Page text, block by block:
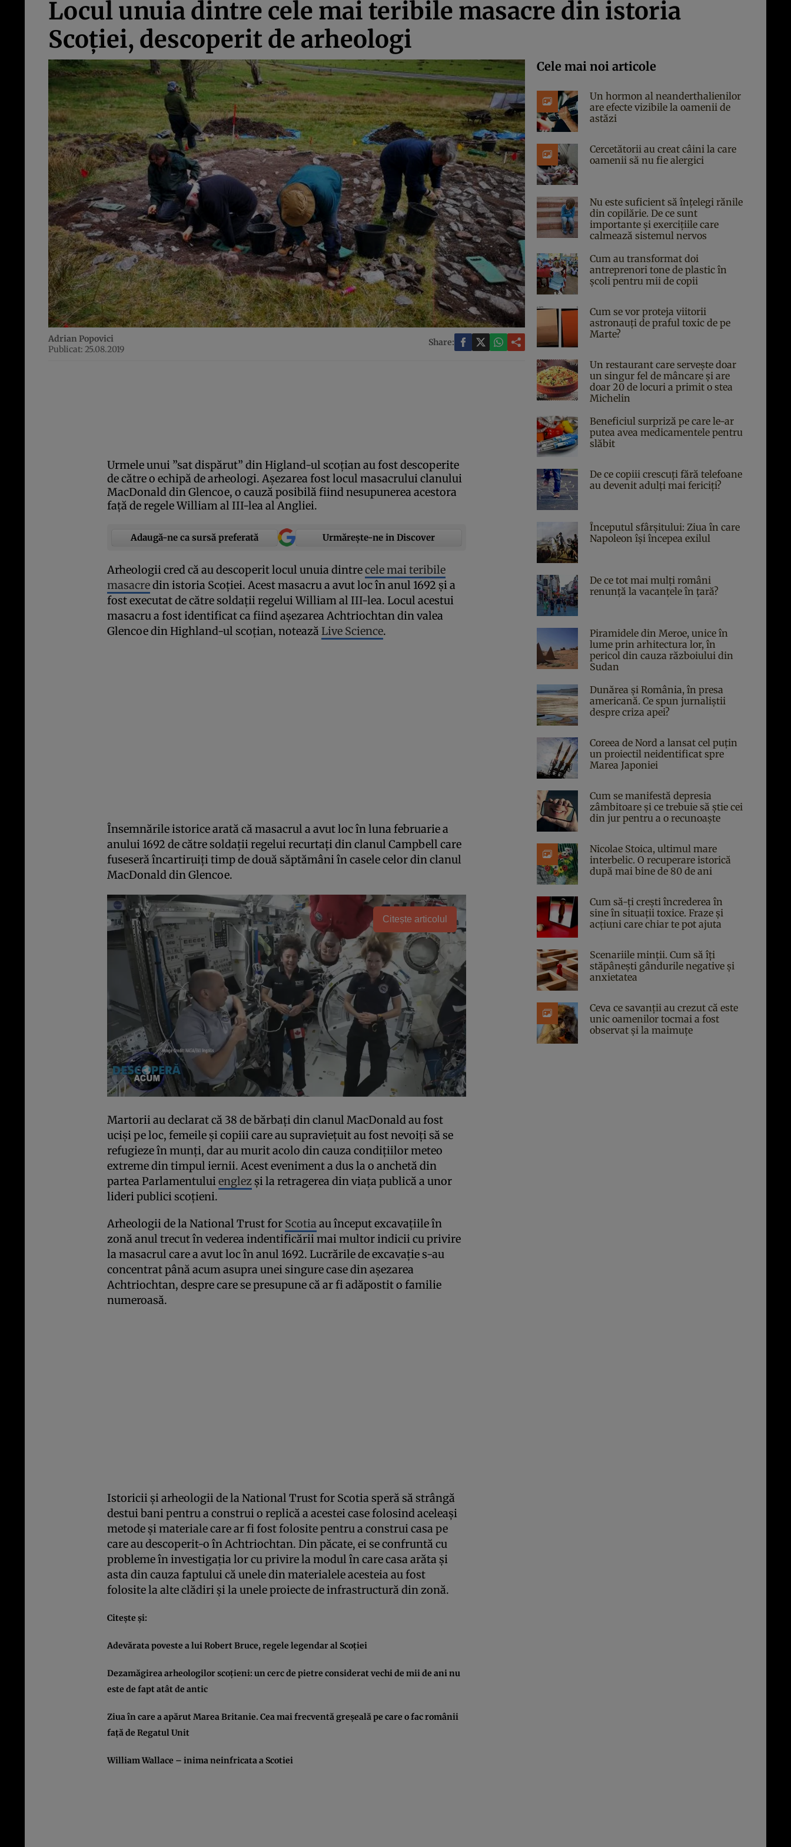
Locul unuia dintre cele mai teribile masacre din istoria
Scoţiei, descoperit de arheologi
Adrian Popovici
Publicat: 25.08.2019
Share:
Urmele unui ”sat dispărut” din Higland-ul scoţian au fost descoperite
de către o echipă de arheologi. Aşezarea fost locul masacrului clanului
MacDonald din Glencoe, o cauză posibilă fiind nesupunerea acestora
faţă de regele William al III-lea al Angliei.
Adaugă-ne ca sursă preferată Urmărește-ne in Discover
Arheologii cred că au descoperit locul unuia dintrecele mai teribile
masacredin istoria Scoţiei. Acest masacru a avut loc în anul 1692 şi a
fost executat de către soldaţii regelui William al III-lea. Locul acestui
masacru a fost identificat ca fiind aşezarea Achtriochtan din valea
Glencoe din Highland-ul scoţian, noteazăLive Science.
Însemnările istorice arată că masacrul a avut loc în luna februarie a
anului 1692 de către soldaţii regelui recurtaţi din clanul Campbell care
fuseseră încartiruiţi timp de două săptămâni în casele celor din clanul
MacDonald din Glencoe.
Citește articolul
Martorii au declarat că 38 de bărbaţi din clanul MacDonald au fost
ucişi pe loc, femeile şi copiii care au supravieţuit au fost nevoiţi să se
refugieze în munţi, dar au murit acolo din cauza condiţiilor meteo
extreme din timpul iernii. Acest eveniment a dus la o anchetă din
partea Parlamentuluienglezşi la retragerea din viaţa publică a unor
lideri publici scoţieni.
Arheologii de la National Trust for Scotia au început excavaţiile în
zonă anul trecut în vederea indentificării mai multor indicii cu privire
la masacrul care a avut loc în anul 1692. Lucrările de excavaţie s-au
concentrat până acum asupra unei singure case din aşezarea
Achtriochtan, despre care se presupune că ar fi adăpostit o familie
numeroasă.
Istoricii şi arheologii de la National Trust for Scotia speră să strângă
destui bani pentru a construi o replică a acestei case folosind aceleaşi
metode şi materiale care ar fi fost folosite pentru a construi casa pe
care au descoperit-o în Achtriochtan. Din păcate, ei se confruntă cu
probleme în investigaţia lor cu privire la modul în care casa arăta şi
asta din cauza faptului că unele din materialele acesteia au fost
folosite la alte clădiri şi la unele proiecte de infrastructură din zonă.
Citeşte şi:
Adevărata poveste a lui Robert Bruce, regele legendar al Scoţiei
Dezamăgirea arheologilor scoţieni: un cerc de pietre considerat vechi de mii de ani nu
este de fapt atât de antic
Ziua în care a apărut Marea Britanie. Cea mai frecventă greşeală pe care o fac românii
faţă de Regatul Unit
William Wallace – inima neinfricata a Scotiei
Cele mai noi articole
Un hormon al neanderthalienilor
are efecte vizibile la oamenii de
astăzi
Cercetătorii au creat câini la care
oamenii să nu fie alergici
Nu este suficient să înțelegi rănile
din copilărie. De ce sunt
importante și exercițiile care
calmează sistemul nervos
Cum au transformat doi
antreprenori tone de plastic în
școli pentru mii de copii
Cum se vor proteja viitorii
astronauți de praful toxic de pe
Marte?
Un restaurant care servește doar
un singur fel de mâncare și are
doar 20 de locuri a primit o stea
Michelin
Beneficiul surpriză pe care le-ar
putea avea medicamentele pentru
slăbit
De ce copiii crescuți fără telefoane
au devenit adulți mai fericiți?
Începutul sfârşitului: Ziua în care
Napoleon îşi începea exilul
De ce tot mai mulți români
renunță la vacanțele în țară?
Piramidele din Meroe, unice în
lume prin arhitectura lor, în
pericol din cauza războiului din
Sudan
Dunărea și România, în presa
americană. Ce spun jurnaliștii
despre criza apei?
Coreea de Nord a lansat cel puțin
un proiectil neidentificat spre
Marea Japoniei
Cum se manifestă depresia
zâmbitoare și ce trebuie să știe cei
din jur pentru a o recunoaște
Nicolae Stoica, ultimul mare
interbelic. O recuperare istorică
după mai bine de 80 de ani
Cum să-ți crești încrederea în
sine în situații toxice. Fraze și
acțiuni care chiar te pot ajuta
Scenariile minții. Cum să îți
stăpânești gândurile negative și
anxietatea
Ceva ce savanții au crezut că este
unic oamenilor tocmai a fost
observat și la maimuțe